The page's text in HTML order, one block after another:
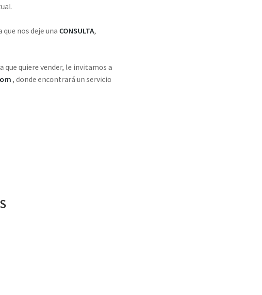
nos deje una CONSULTA,
que quiere vender, le invitamos a
, donde encontrará un servicio